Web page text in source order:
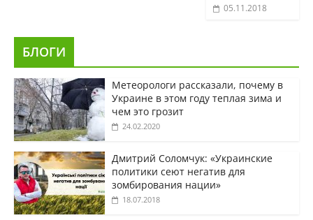
05.11.2018
БЛОГИ
Метеорологи рассказали, почему в
Украине в этом году теплая зима и
чем это грозит
24.02.2020
Дмитрий Соломчук: «Украинские
политики сеют негатив для
зомбирования нации»
18.07.2018